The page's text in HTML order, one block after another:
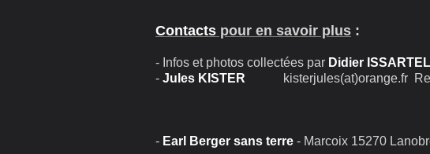
Contacts pour en savoir plus :
- Infos et photos collectées par Didier ISSARTEL
- Jules KISTER kisterjules(at)orange.fr
- Earl Berger sans terre - Marcoix 15270